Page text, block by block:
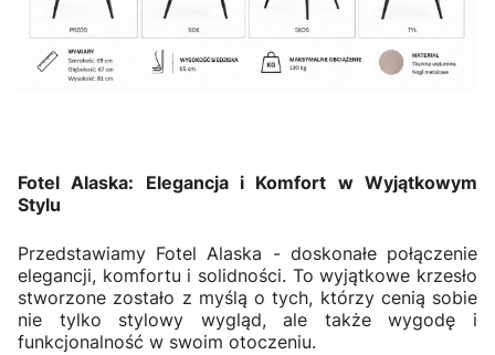
Fotel Alaska: Elegancja i Komfort w Wyjątkowym
Stylu
Przedstawiamy Fotel Alaska - doskonałe połączenie
elegancji, komfortu i solidności. To wyjątkowe krzesło
stworzone zostało z myślą o tych, którzy cenią sobie
nie tylko stylowy wygląd, ale także wygodę i
funkcjonalność w swoim otoczeniu.